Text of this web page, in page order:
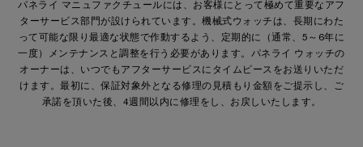
パネライ マニュファクチュールには、お客様にとって極めて重要なアフ
ターサービス部門が設けられています。機械式ウォッチは、長期にわた
って可能な限り最適な状態で作動するよう、定期的に（通常、5～6年に
一度）メンテナンスと調整を行う必要があります。パネライ ウォッチの
オーナーは、いつでもアフターサービスにタイムピースをお送りいただ
けます。最初に、保証対象外となる修理の見積もり金額をご提示し、ご
承諾を頂いた後、4週間以内に修理をし、お戻しいたします。